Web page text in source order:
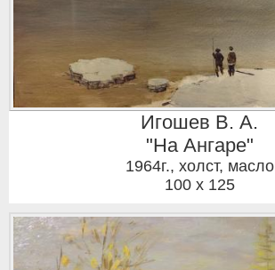
Игошев В. А.
"На Ангаре"
1964г., холст, масло
100 x 125